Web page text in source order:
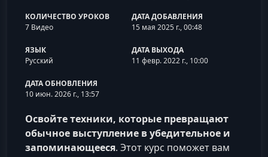
КОЛИЧЕСТВО УРОКОВ
7 Видео
ДАТА ДОБАВЛЕНИЯ
15 мая 2025 г., 00:48
ЯЗЫК
Русский
ДАТА ВЫХОДА
11 февр. 2022 г., 10:00
ДАТА ОБНОВЛЕНИЯ
10 июн. 2026 г., 13:57
Освойте техники, которые превращают
обычное выступление в убедительное и
запоминающееся. Этот курс поможет вам